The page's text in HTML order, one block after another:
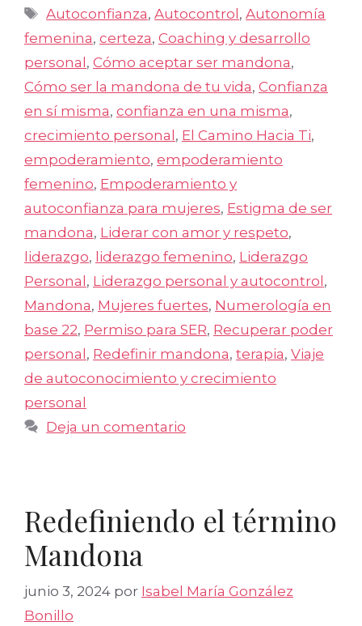
Etiquetas
Autoconfianza,Autocontrol ,Autonomía
femenina, certeza, Coaching y desarrollo
personal , Cómo aceptar ser mandona,
Cómo ser la mandona de tu vida, Confianza
en sí misma, confianza en una misma,
crecimiento personal , El Camino Hacia Ti,
empoderamiento, empoderamiento
femenino, Empoderamiento y
autoconfianza para mujeres, Estigma de ser
mandona, Liderar con amor y respeto,
liderazgo, liderazgo femenino, Liderazgo
Personal , Liderazgo personal y autocontrol ,
Mandona, Mujeres fuertes, Numerología en
base 22, Permiso para SER, Recuperar poder
personal , Redefinir mandona, terapia, Viaje
de autoconocimiento y crecimiento
personal
Deja un comentario
Redefiniendo el término
Mandona
junio 3, 2024 por Isabel María González
Bonillo